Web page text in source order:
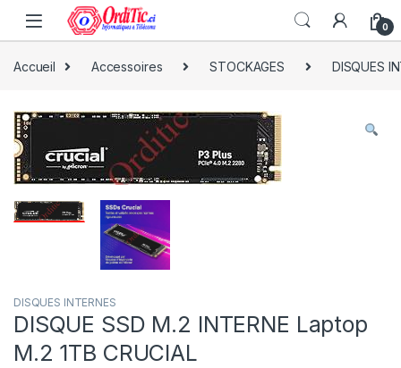
0
Accueil Accessoires STOCKAGES DISQUES
DISQUES INTERNES
DISQUE SSD M.2 INTERNE Laptop
M.2 1TB CRUCIAL